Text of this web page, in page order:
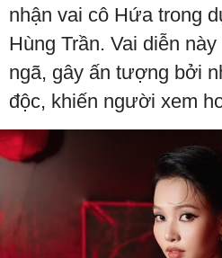
nhận vai cô Hứa trong
Hùng Trần. Vai diễn
ngã, gây ấn tượng bởi
độc, khiến người xem